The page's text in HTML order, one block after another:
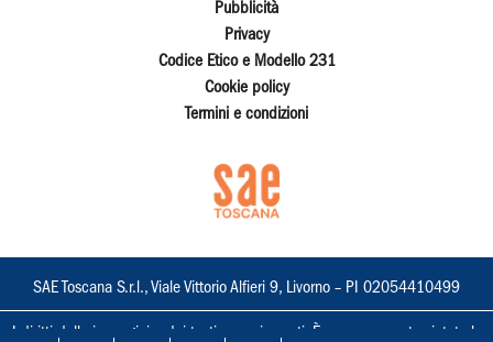
Pubblicità
Privacy
Codice Etico e Modello 231
Cookie policy
Termini e condizioni
SAE Toscana S.r.l., Viale Vittorio Alfieri 9, Livorno – PI 02054410499
I diritti delle immagini e dei testi sono riservati. È espressamente vietata la